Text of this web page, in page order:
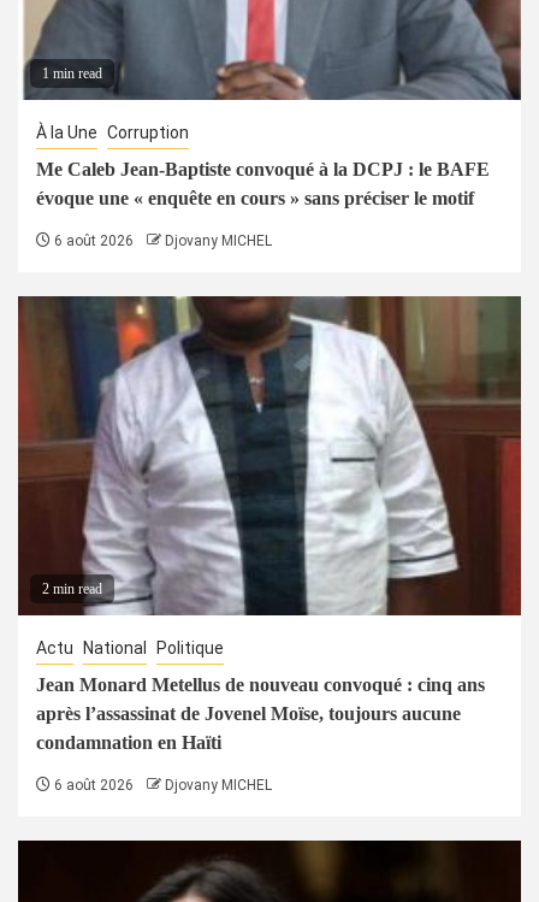
1 min read
À la Une Corruption
Me Caleb Jean-Baptiste convoqué à la DCPJ : le BAFE
évoque une « enquête en cours » sans préciser le motif
6 août 2026 Djovany MICHEL
2 min read
Actu National Politique
Jean Monard Metellus de nouveau convoqué : cinq ans
après l’assassinat de Jovenel Moïse, toujours aucune
condamnation en Haïti
6 août 2026 Djovany MICHEL